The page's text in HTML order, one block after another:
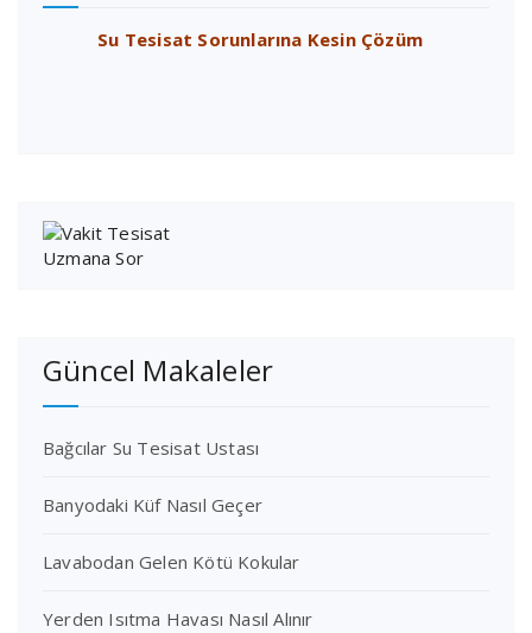
Su Tesisat Sorunlarına Kesin Çözüm
Güncel Makaleler
Bağcılar Su Tesisat Ustası
Banyodaki Küf Nasıl Geçer
Lavabodan Gelen Kötü Kokular
Yerden Isıtma Havası Nasıl Alınır